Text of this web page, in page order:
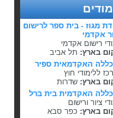
מגוז - בית ספר לרישום
אקדמי
רישום אקדמי
בארץ: תל אביב
האקדמאית ספיר
ללימודי חוץ
בארץ:שדרות
האקדמית בית ברל
ציור ורישום
בארץ: כפר סבא